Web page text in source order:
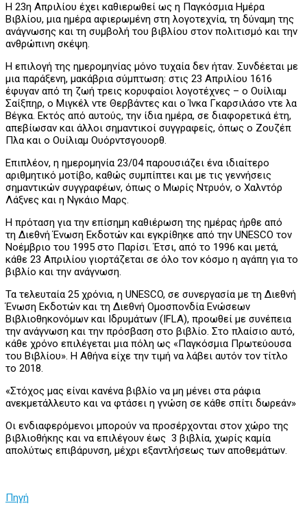
Η 23η Απριλίου έχει καθιερωθεί ως η Παγκόσμια Ημέρα
Βιβλίου, μια ημέρα αφιερωμένη στη λογοτεχνία, τη δύναμη της
ανάγνωσης και τη συμβολή του βιβλίου στον πολιτισμό και την
ανθρώπινη σκέψη.
Η επιλογή της ημερομηνίας μόνο τυχαία δεν ήταν. Συνδέεται με
μια παράξενη, μακάβρια σύμπτωση: στις 23 Απριλίου 1616
έφυγαν από τη ζωή τρεις κορυφαίοι λογοτέχνες – ο Ουίλιαμ
Σαίξπηρ, ο Μιγκέλ ντε Θερβάντες και ο Ίνκα Γκαρσιλάσο ντε λα
Βέγκα. Εκτός από αυτούς, την ίδια ημέρα, σε διαφορετικά έτη,
απεβίωσαν και άλλοι σημαντικοί συγγραφείς, όπως ο Ζουζέπ
Πλα και ο Ουίλιαμ Ουόρντσγουορθ.
Επιπλέον, η ημερομηνία 23/04 παρουσιάζει ένα ιδιαίτερο
αριθμητικό μοτίβο, καθώς συμπίπτει και με τις γεννήσεις
σημαντικών συγγραφέων, όπως ο Μωρίς Ντρυόν, ο Χαλντόρ
Λάξνες και η Νγκάιο Μαρς.
Η πρόταση για την επίσημη καθιέρωση της ημέρας ήρθε από
τη Διεθνή Ένωση Εκδοτών και εγκρίθηκε από την UNESCO τον
Νοέμβριο του 1995 στο Παρίσι. Έτσι, από το 1996 και μετά,
κάθε 23 Απριλίου γιορτάζεται σε όλο τον κόσμο η αγάπη για το
βιβλίο και την ανάγνωση.
Τα τελευταία 25 χρόνια, η UNESCO, σε συνεργασία με τη Διεθνή
Ένωση Εκδοτών και τη Διεθνή Ομοσπονδία Ενώσεων
Βιβλιοθηκονόμων και Ιδρυμάτων (IFLA), προωθεί με συνέπεια
την ανάγνωση και την πρόσβαση στο βιβλίο. Στο πλαίσιο αυτό,
κάθε χρόνο επιλέγεται μια πόλη ως «Παγκόσμια Πρωτεύουσα
του Βιβλίου». Η Αθήνα είχε την τιμή να λάβει αυτόν τον τίτλο
το 2018.
«Στόχος μας είναι κανένα βιβλίο να μη μένει στα ράφια
ανεκμετάλλευτο και να φτάσει η γνώση σε κάθε σπίτι δωρεάν»
Οι ενδιαφερόμενοι μπορούν να προσέρχονται στον χώρο της
βιβλιοθήκης και να επιλέγουν έως 3 βιβλία, χωρίς καμία
απολύτως επιβάρυνση, μέχρι εξαντλήσεως των αποθεμάτων.
Πηγή